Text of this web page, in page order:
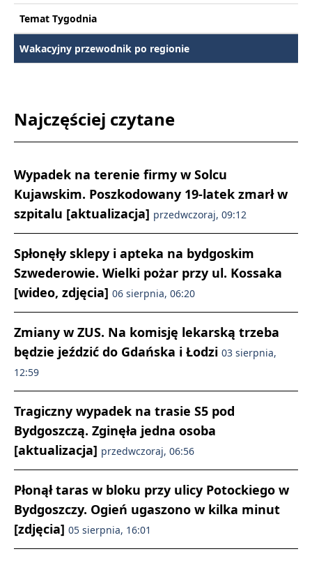
Temat Tygodnia
Wakacyjny przewodnik po regionie
Najczęściej czytane
Wypadek na terenie firmy w Solcu
Kujawskim. Poszkodowany 19-latek zmarł w
szpitalu [aktualizacja] przedwczoraj, 09:12
Spłonęły sklepy i apteka na bydgoskim
Szwederowie. Wielki pożar przy ul. Kossaka
[wideo, zdjęcia] 06 sierpnia, 06:20
Zmiany w ZUS. Na komisję lekarską trzeba
będzie jeździć do Gdańska i Łodzi 03 sierpnia,
12:59
Tragiczny wypadek na trasie S5 pod
Bydgoszczą. Zginęła jedna osoba
[aktualizacja] przedwczoraj, 06:56
Płonął taras w bloku przy ulicy Potockiego w
Bydgoszczy. Ogień ugaszono w kilka minut
[zdjęcia] 05 sierpnia, 16:01